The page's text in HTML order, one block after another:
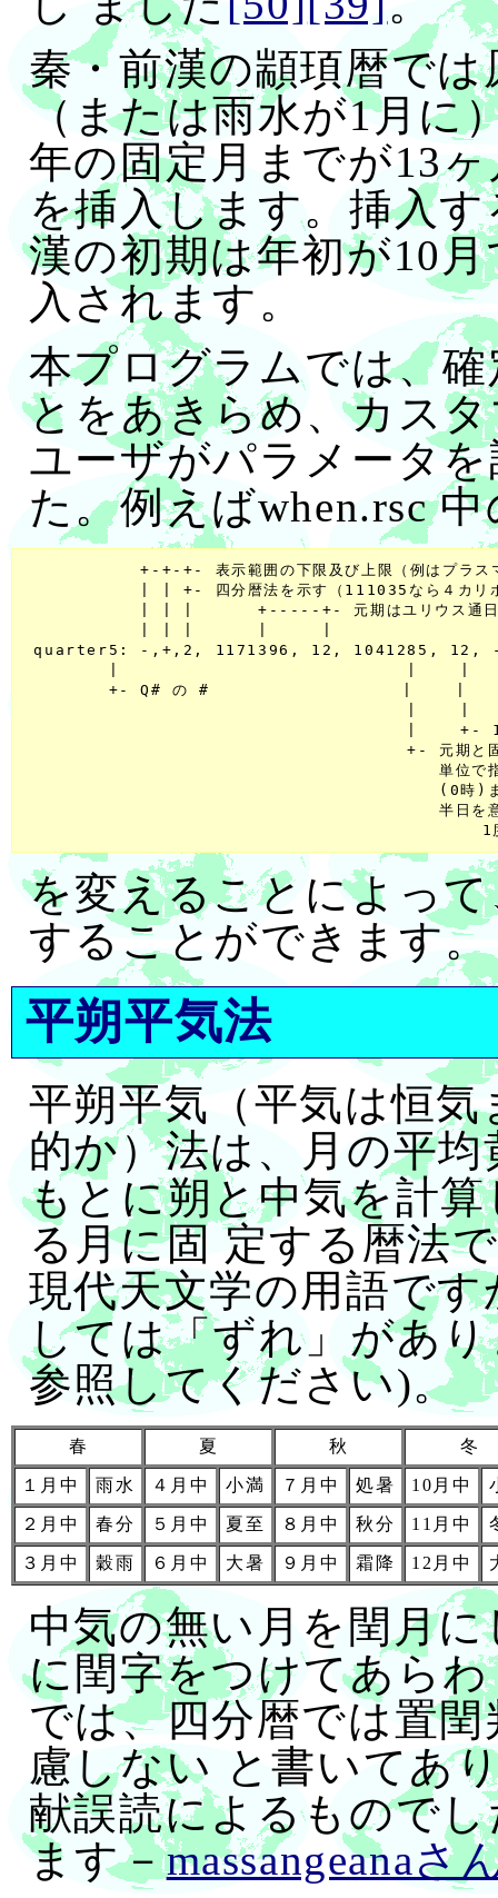
秦・前漢の顓頊暦で
（または雨水が1月に
年の固定月までが13
を挿入します。挿入
漢の初期は年初が10
入されます。
本プログラムでは、
とをあきらめ、カス
ユーザがパラメータ
た。例えばwhen.rsc 中
+-+-+- 表示範囲の下限及び上限（例はプラス
| | +- 四分暦法を示す（111035なら４カリポ
| | |      +-----+- 元期はユリウス通
quarter5: -,+,2, 1171396, 12, 1041285, 12, -
+- Q# の #                  |    |   |
|    +- 12
+- 元期と固
単位で指定
(0時)まで
半日を意
を変えることによっ
することができます。
平朔平気法
平朔平気（平気は恒
的か）法は、月の平
もとに朔と中気を計
る月に固 定する暦法
現代天文学の用語で
しては「ずれ」があ
参照してください)。
春 夏 秋 冬
１月中 雨水 ４月中 小満 ７月中 処暑 10月中
２月中 春分 ５月中 夏至 ８月中 秋分 11月中
３月中 穀雨 ６月中 大暑 ９月中 霜降 12月中
中気の無い月を閏月
に閏字をつけてあら
では、四分暦では置
慮しない と書いてあ
献誤読によるもので
ます－massangeanaさ